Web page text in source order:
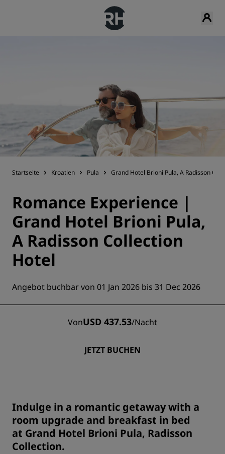
Startseite Kroatien Pula Grand Hotel Brioni Pula, A Radisson
Romance Experience |
Grand Hotel Brioni Pula,
A Radisson Collection
Hotel
Angebot buchbar von 01 Jan 2026 bis 31 Dec 2026
VonUSD 437.53/Nacht
JETZT BUCHEN
Indulge in a romantic getaway with a
room upgrade and breakfast in bed
at Grand Hotel Brioni Pula, Radisson
Collection.